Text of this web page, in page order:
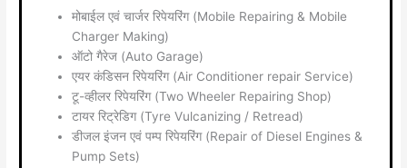
मोबाईल एवं चार्जर रिपेयरिंग (Mobile Repairing & Mobile
Charger Making)
ऑटो गैरेज (Auto Garage)
एयर कंडिसन रिपेयरिंग (Air Conditioner repair Service)
टू-व्हीलर रिपेयरिंग (Two Wheeler Repairing Shop)
टायर रिट्रेडिग (Tyre Vulcanizing / Retread)
डीजल इंजन एवं पम्प रिपेयरिंग (Repair of Diesel Engines &
Pump Sets)